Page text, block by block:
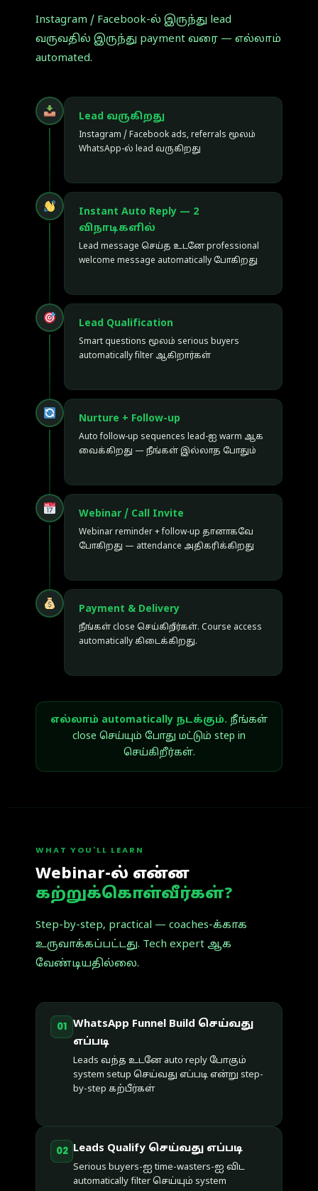
Instagram / Facebook-ல் இருந்து lead
வருவதில் இருந்து payment வரை — எல்லாம்
automated.
Lead வருகிறது
Instagram / Facebook ads, referrals மூலம்
WhatsApp-ல் lead வருகிறது
Instant Auto Reply — 2
விநாடிகளில்
Lead message செய்த உடனே professional
welcome message automatically போகிறது
Lead Qualification
Smart questions மூலம் serious buyers
automatically filter ஆகிறார்கள்
Nurture + Follow-up
Auto follow-up sequences lead-ஐ warm ஆக
வைக்கிறது — நீங்கள் இல்லாத போதும்
Webinar / Call Invite
Webinar reminder + follow-up தானாகவே
போகிறது — attendance அதிகரிக்கிறது
Payment & Delivery
நீங்கள் close செய்கிறீர்கள். Course access
automatically கிடைக்கிறது.
எல்லாம் automatically நடக்கும். நீங்கள்
close செய்யும் போது மட்டும் step in
செய்கிறீர்கள்.
WHAT YOU'LL LEARN
Webinar-ல் என்ன
கற்றுக்கொள்வீர்கள்?
Step-by-step, practical — coaches-க்காக
உருவாக்கப்பட்டது. Tech expert ஆக
வேண்டியதில்லை.
01 WhatsApp Funnel Build செய்வது
எப்படி
Leads வந்த உடனே auto reply போகும்
system setup செய்வது எப்படி என்று step-
by-step கற்பீர்கள்
02 Leads Qualify செய்வது எப்படி
Serious buyers-ஐ time-wasters-ஐ விட
automatically filter செய்யும் system